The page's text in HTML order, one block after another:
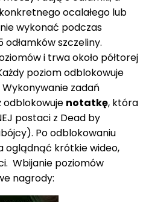
ocalałego lub
wykonać podczas
szczeliny.
i trwa około półtorej
poziom odblokowuje
zadań
odblokowuje notatkę, która
postaci z Dead by
Po odblokowaniu
oglądnąć krótkie wideo,
Wbijanie poziomów
nagrody: